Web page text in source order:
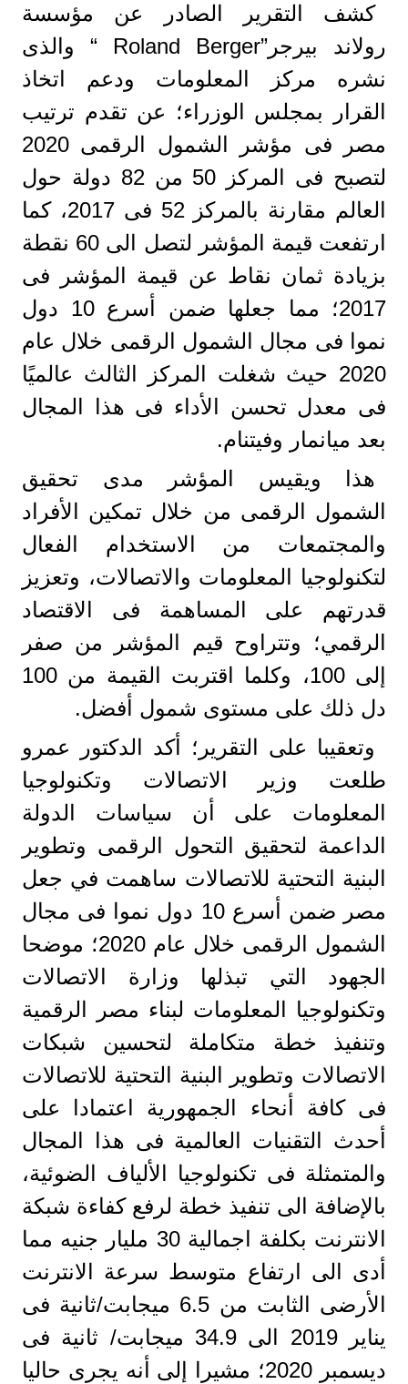
كشف التقرير الصادر عن مؤسسة
رولاند بيرجر”Roland Berger “ والذى
نشره مركز المعلومات ودعم اتخاذ
القرار بمجلس الوزراء؛ عن تقدم ترتيب
مصر فى مؤشر الشمول الرقمى 2020
لتصبح فى المركز 50 من 82 دولة حول
العالم مقارنة بالمركز 52 فى 2017، كما
ارتفعت قيمة المؤشر لتصل الى 60 نقطة
بزيادة ثمان نقاط عن قيمة المؤشر فى
2017؛ مما جعلها ضمن أسرع 10 دول
نموا فى مجال الشمول الرقمى خلال عام
2020 حيث شغلت المركز الثالث عالميًا
فى معدل تحسن الأداء فى هذا المجال
بعد ميانمار وفيتنام.
هذا ويقيس المؤشر مدى تحقيق
الشمول الرقمى من خلال تمكين الأفراد
والمجتمعات من الاستخدام الفعال
لتكنولوجيا المعلومات والاتصالات، وتعزيز
قدرتهم على المساهمة فى الاقتصاد
الرقمي؛ وتتراوح قيم المؤشر من صفر
إلى 100، وكلما اقتربت القيمة من 100
دل ذلك على مستوى شمول أفضل.
وتعقيبا على التقرير؛ أكد الدكتور عمرو
طلعت وزير الاتصالات وتكنولوجيا
المعلومات على أن سياسات الدولة
الداعمة لتحقيق التحول الرقمى وتطوير
البنية التحتية للاتصالات ساهمت في جعل
مصر ضمن أسرع 10 دول نموا فى مجال
الشمول الرقمى خلال عام 2020؛ موضحا
الجهود التي تبذلها وزارة الاتصالات
وتكنولوجيا المعلومات لبناء مصر الرقمية
وتنفيذ خطة متكاملة لتحسين شبكات
الاتصالات وتطوير البنية التحتية للاتصالات
فى كافة أنحاء الجمهورية اعتمادا على
أحدث التقنيات العالمية فى هذا المجال
والمتمثلة فى تكنولوجيا الألياف الضوئية،
بالإضافة الى تنفيذ خطة لرفع كفاءة شبكة
الانترنت بكلفة اجمالية 30 مليار جنيه مما
أدى الى ارتفاع متوسط سرعة الانترنت
الأرضى الثابت من 6.5 ميجابت/ثانية فى
يناير 2019 الى 34.9 ميجابت/ ثانية فى
ديسمبر 2020؛ مشيرا إلى أنه يجرى حاليا